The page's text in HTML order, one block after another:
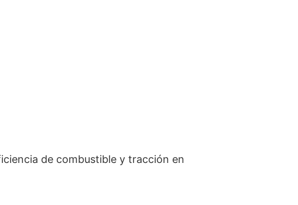
de combustible y tracción en